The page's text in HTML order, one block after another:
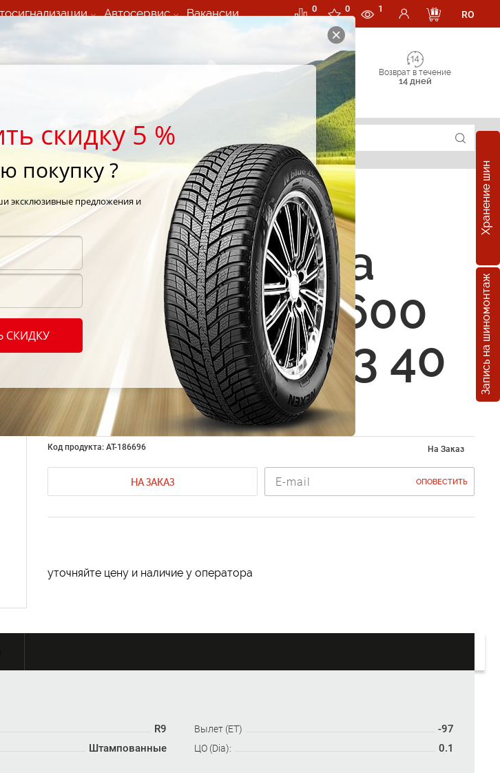
Автосервис Вакансии 0 0 1
RO
Возврат в течение
14 дней
Хранение шин
Запись на шиномонтаж
Диски Replica
Hyundai JT-1600
7.0 R16 5x114.3 40
67.1 GM
Код продукта: AT-186696 На Заказ
НА ЗАКАЗ ОПОВЕСТИТЬ
уточняйте цену и наличие у оператора
R9 Вылет (ET) -97
Штампованные ЦО (Dia): 0.1
скидку 5 %
покупку ?
эксклюзивные предложения и
СКИДКУ